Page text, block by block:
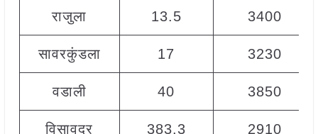
राजुला 13.5 3400
सावरकुंडला 17 3230
वडाली 40 3850
विसावदर 383.3 2910